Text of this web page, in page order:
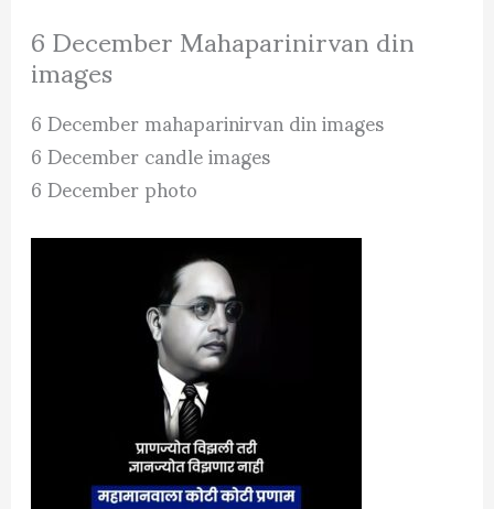
6 December Mahaparinirvan din
images
6 December mahaparinirvan din images
6 December candle images
6 December photo